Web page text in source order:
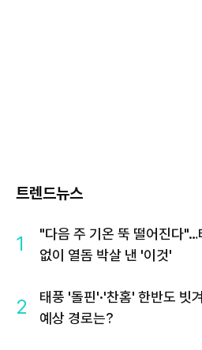
트렌드뉴스
1
"다음 주 기온 뚝 떨어진다"…
없이 열돔 박살 낸 '이것'
2
태풍 '돌핀'·'찬홈' 한반도 빗
예상 경로는?